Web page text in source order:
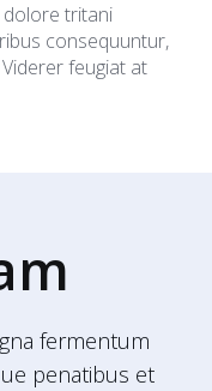
dolore tritani
consequuntur,
feugiat at
fermentum
penatibus et